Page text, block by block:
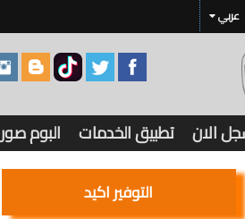
عربي
الان تطبيق الخدمات البوم صور
التوفير اكيد